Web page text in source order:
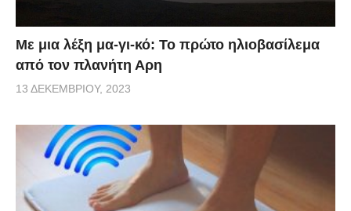
Με μια λέξη μα-γι-κό: Το πρώτο ηλιοβασίλεμα
από τον πλανήτη Αρη
13 ΔΕΚΕΜΒΡΊΟΥ, 2023